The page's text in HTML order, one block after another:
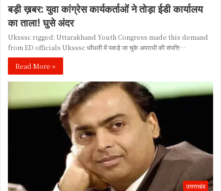
बड़ी ख़बर: युवा कांग्रेस कार्यकर्ताओं ने तोड़ा ईडी कार्यालय
का ताला! घुसे अंदर
Uksssc rigged: Uttarakhand Youth Congress made this demand
from ED officials Uksssc धाँधली में पकड़े जा चुके अपराधी की संपत्ति…
Read More »
उत्तराखंड